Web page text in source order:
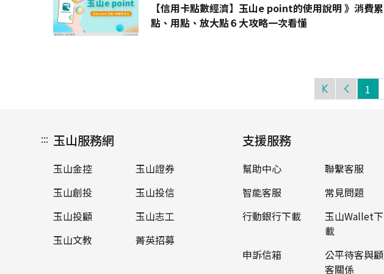
【信用卡點數經濟】玉山e point的使用說明 》消費累
點、用點、放大點６大攻略一次看懂
1
::: 玉山服務網
玉山金控
玉山證券
玉山創投
玉山投信
玉山投顧
玉山志工
玉山文教
菁英招募
支援服務
幫助中心
聯繫客服
智能客服
常見問題
行動銀行下載
玉山Wallet下
載
申訴信箱
公平待客與顧
客關係